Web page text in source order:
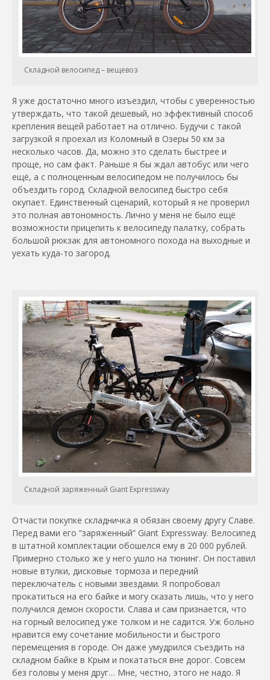
Складной велосипед – вещевоз
Я уже достаточно много изъездил, чтобы с уверенностью
утверждать, что такой дешевый, но эффективный способ
крепления вещей работает на отлично. Будучи с такой
загрузкой я проехал из Коломный в Озеры 50 км за
несколько часов. Да, можно это сделать быстрее и
проще, но сам факт. Раньше я бы ждал автобус или чего
ещё, а с полноценным велосипедом не получилось бы
объездить город. Складной велосипед быстро себя
окупает. Единственный сценарий, который я не проверил
это полная автономность. Лично у меня не было ещё
возможности прицепить к велосипеду палатку, собрать
большой рюкзак для автономного похода на выходные и
уехать куда-то загород.
Складной заряженный Giant Expressway
Отчасти покупке складничка я обязан своему другу Славе.
Перед вами его “заряженный” Giant Expressway. Велосипед
в штатной комплектации обошелся ему в 20 000 рублей.
Примерно столько же у него ушло на тюнинг. Он поставил
новые втулки, дисковые тормоза и передний
переключатель с новыми звездами. Я попробовал
прокатиться на его байке и могу сказать лишь, что у него
получился демон скорости. Слава и сам признается, что
на горный велосипед уже толком и не садится. Уж больно
нравится ему сочетание мобильности и быстрого
перемещения в городе. Он даже умудрился съездить на
складном байке в Крым и покататься вне дорог. Совсем
без головы у меня друг… Мне, честно, этого не надо. Я